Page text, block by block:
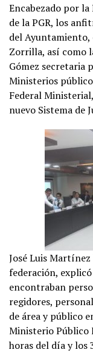
Encabezado por
de la PGR, los
del
Zorrilla, así como
Gómez secretaria
Ministerios
Federal
nuevo Sistema de
José Luis
federación,
encontraban
regidores,
de área y público
Ministerio Público
horas del día y los